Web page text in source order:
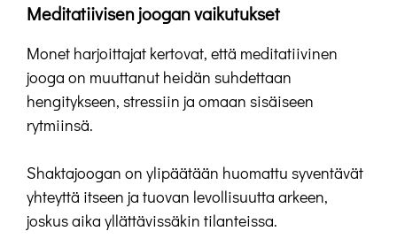
Meditatiivisen joogan vaikutukset
Monet harjoittajat kertovat, että meditatiivinen
jooga on muuttanut heidän suhdettaan
hengitykseen, stressiin ja omaan sisäiseen
rytmiinsä.
Shaktajoogan on ylipäätään huomattu syventävät
yhteyttä itseen ja tuovan levollisuutta arkeen,
joskus aika yllättävissäkin tilanteissa.